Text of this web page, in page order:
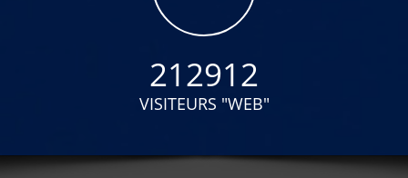
212912
VISITEURS "WEB"